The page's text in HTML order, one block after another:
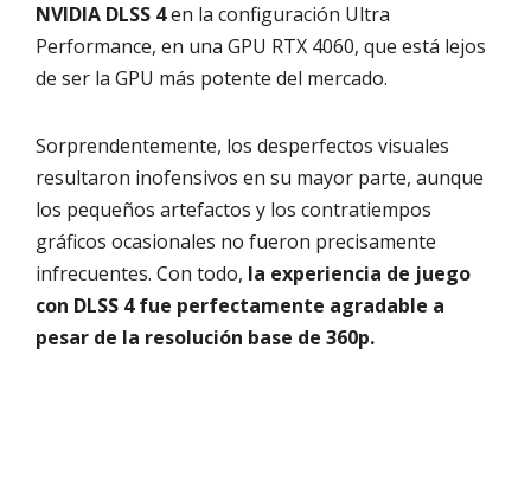
NVIDIA DLSS 4en la configuración Ultra
Performance, en una GPU RTX 4060, que está lejos
de ser la GPU más potente del mercado.
Sorprendentemente, los desperfectos visuales
resultaron inofensivos en su mayor parte, aunque
los pequeños artefactos y los contratiempos
gráficos ocasionales no fueron precisamente
infrecuentes. Con todo, la experiencia de juego
con DLSS 4 fue perfectamente agradable a
pesar de la resolución base de 360p.